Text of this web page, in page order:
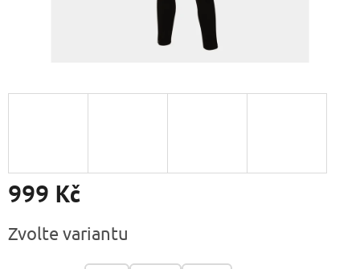
999 Kč
cena:
Zvolte variantu